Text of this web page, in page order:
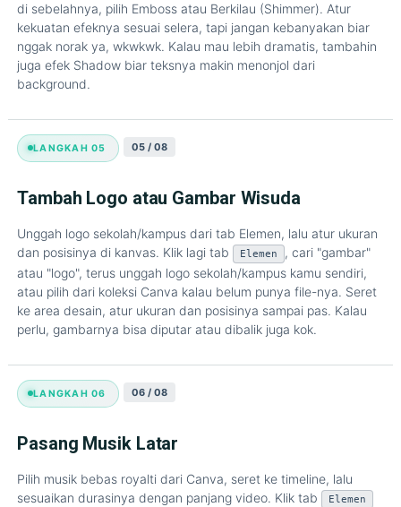
di sebelahnya, pilih Emboss atau Berkilau (Shimmer). Atur
kekuatan efeknya sesuai selera, tapi jangan kebanyakan biar
nggak norak ya, wkwkwk. Kalau mau lebih dramatis, tambahin
juga efek Shadow biar teksnya makin menonjol dari
background.
LANGKAH 05 05 / 08
Tambah Logo atau Gambar Wisuda
Unggah logo sekolah/kampus dari tab Elemen, lalu atur ukuran
dan posisinya di kanvas. Klik lagi tab
Elemen
, cari "gambar"
atau "logo", terus unggah logo sekolah/kampus kamu sendiri,
atau pilih dari koleksi Canva kalau belum punya file-nya. Seret
ke area desain, atur ukuran dan posisinya sampai pas. Kalau
perlu, gambarnya bisa diputar atau dibalik juga kok.
LANGKAH 06 06 / 08
Pasang Musik Latar
Pilih musik bebas royalti dari Canva, seret ke timeline, lalu
sesuaikan durasinya dengan panjang video. Klik tab
Elemen